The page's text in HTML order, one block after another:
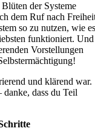
der Systeme
dem Ruf nach
so zu nutzen, wie
funktioniert. Und
Vorstellungen
und klärend war.
dass du Teil